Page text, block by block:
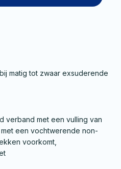
matig tot zwaar exsuderende
verband met een vulling van
een vochtwerende non-
voorkomt,